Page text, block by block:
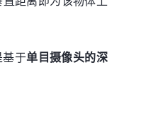
基于单目摄像头的深